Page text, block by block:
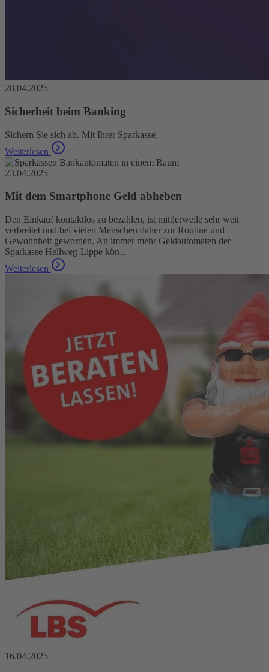
28.04.2025
Sicherheit beim Banking
Sichern Sie sich ab. Mit Ihrer Sparkasse.
Weiterlesen
23.04.2025
Mit dem Smartphone Geld abheben
Den Einkauf kontaktlos zu bezahlen, ist mittlerweile sehr weit
verbreitet und bei vielen Menschen daher zur Routine und
Gewohnheit geworden. An immer mehr Geldautomaten der
Sparkasse Hellweg-Lippe kön...
Weiterlesen
16.04.2025